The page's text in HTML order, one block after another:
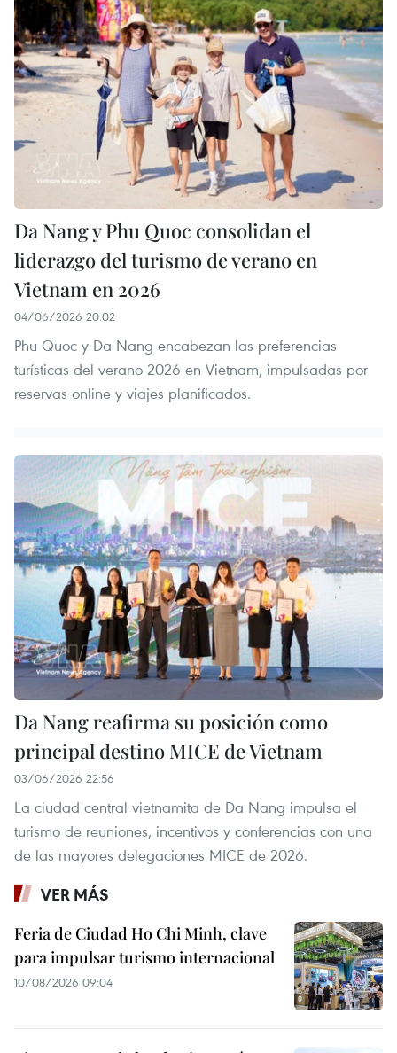
Da Nang y Phu Quoc consolidan el
liderazgo del turismo de verano en
Vietnam en 2026
04/06/2026 20:02
Phu Quoc y Da Nang encabezan las preferencias
turísticas del verano 2026 en Vietnam, impulsadas por
reservas online y viajes planificados.
Da Nang reafirma su posición como
principal destino MICE de Vietnam
03/06/2026 22:56
La ciudad central vietnamita de Da Nang impulsa el
turismo de reuniones, incentivos y conferencias con una
de las mayores delegaciones MICE de 2026.
VER MÁS
Feria de Ciudad Ho Chi Minh, clave
para impulsar turismo internacional
10/08/2026 09:04